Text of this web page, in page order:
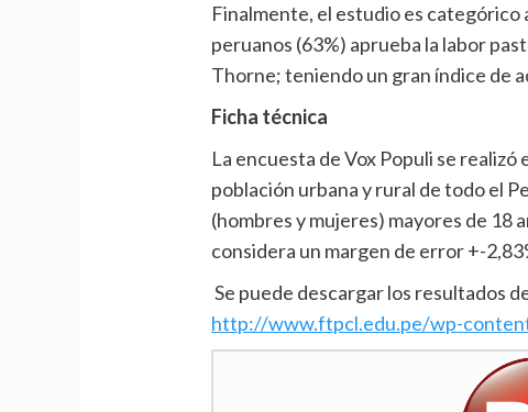
Finalmente, el estudio es categórico
peruanos (63%) aprueba la labor
Thorne; teniendo un gran índice de
Ficha técnica
La encuesta de Vox Populi se realizó
población urbana y rural de todo el
(hombres y mujeres) mayores de 18
considera un margen de error +-
Se puede descargar los resultados
http://www.ftpcl.edu.pe/wp-